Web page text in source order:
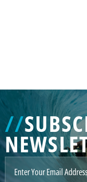
GENERATED
GENERATED
//